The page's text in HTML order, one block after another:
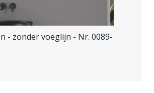
- zonder voeglijn - Nr. 0089-